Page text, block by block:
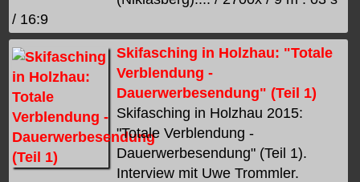
/ 16:9
Skifasching in Holzhau: "Totale
Verblendung -
Dauerwerbesendung" (Teil 1)
Skifasching in Holzhau 2015:
"Totale Verblendung -
Dauerwerbesendung" (Teil 1).
Interview mit Uwe Trommler.